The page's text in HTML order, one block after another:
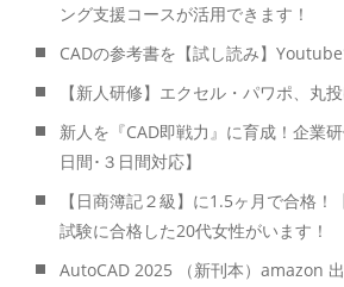
ング支援コースが活用できます！
CADの参考書を【試し読み】Youtube
【新人研修】エクセル・パワポ、丸投
新人を『CAD即戦力』に育成！企業
日間･３日間対応】
【日商簿記２級】に1.5ヶ月で合格！
試験に合格した20代女性がいます！
AutoCAD 2025 （新刊本）amazon 出